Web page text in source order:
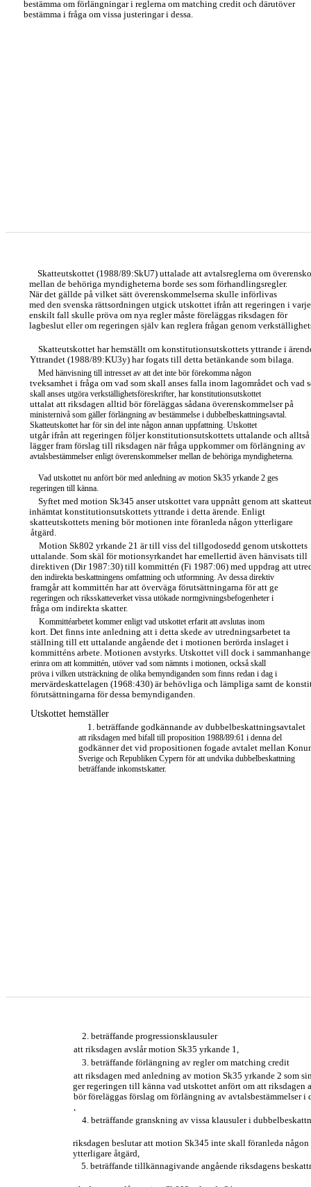
bestämma om förlängningar i reglerna om matching credit och därutöver
bestämma i fråga om vissa justeringar i dessa.
Skatteutskottet (1988/89:SkU7) uttalade att avtalsreglerna om
mellan de behöriga myndigheterna borde ses som förhandlingsregler.
När det gällde på vilket sätt överenskommelserna skulle införlivas
med den svenska rättsordningen utgick utskottet ifrån att regeringen i varje
enskilt fall skulle pröva om nya regler måste föreläggas riksdagen för
lagbeslut eller om regeringen själv kan reglera frågan genom
Skatteutskottet har hemställt om konstitutionsutskottets yttrande i
Yttrandet (1988/89:KU3y) har fogats till detta betänkande som bilaga.
Med hänvisning till intresset av att det inte bör förekomma någon
tveksamhet i fråga om vad som skall anses falla inom lagområdet och vad
skall anses utgöra verkställighetsföreskrifter, har konstitutionsutskottet
uttalat att riksdagen alltid bör föreläggas sådana överenskommelser på
ministernivå som gäller förlängning av bestämmelse i dubbelbeskattningsavtal.
Skatteutskottet har för sin del inte någon annan uppfattning. Utskottet
utgår ifrån att regeringen följer konstitutionsutskottets uttalande och alltså
lägger fram förslag till riksdagen när fråga uppkommer om förlängning av
avtalsbestämmelser enligt överenskommelser mellan de behöriga myndigheterna.
Vad utskottet nu anfört bör med anledning av motion Sk35 yrkande 2 ges
regeringen till känna.
Syftet med motion Sk345 anser utskottet vara uppnått genom att
inhämtat konstitutionsutskottets yttrande i detta ärende. Enligt
skatteutskottets mening bör motionen inte föranleda någon ytterligare
åtgärd.
Motion Sk802 yrkande 21 är till viss del tillgodosedd genom utskottets
uttalande. Som skäl för motionsyrkandet har emellertid även hänvisats till
direktiven (Dir 1987:30) till kommittén (Fi 1987:06) med uppdrag att
den indirekta beskattningens omfattning och utformning. Av dessa direktiv
framgår att kommittén har att överväga förutsättningarna för att ge
regeringen och riksskatteverket vissa utökade normgivningsbefogenheter i
fråga om indirekta skatter.
Kommittéarbetet kommer enligt vad utskottet erfarit att avslutas inom
kort. Det finns inte anledning att i detta skede av utredningsarbetet ta
ställning till ett uttalande angående det i motionen berörda inslaget i
kommitténs arbete. Motionen avstyrks. Utskottet vill dock i
erinra om att kommittén, utöver vad som nämnts i motionen, också skall
pröva i vilken utsträckning de olika bemyndiganden som finns redan i dag i
mervärdeskattelagen (1968:430) är behövliga och lämpliga samt de
förutsättningarna för dessa bemyndiganden.
Utskottet hemställer
1. beträffande godkännande av dubbelbeskattningsavtalet
att riksdagen med bifall till proposition 1988/89:61 i denna del
godkänner det vid propositionen fogade avtalet mellan
Sverige och Republiken Cypern för att undvika dubbelbeskattning
beträffande inkomstskatter.
2. beträffande progressionsklausuler
att riksdagen avslår motion Sk35 yrkande 1,
3. beträffande förlängning av regler om matching credit
att riksdagen med anledning av motion Sk35 yrkande 2 som
ger regeringen till känna vad utskottet anfört om att riksdagen
bör föreläggas förslag om förlängning av avtalsbestämmelser
,
4. beträffande granskning av vissa klausuler i
riksdagen beslutar att motion Sk345 inte skall föranleda någon
ytterligare åtgärd,
5. beträffande tillkännagivande angående riksdagens